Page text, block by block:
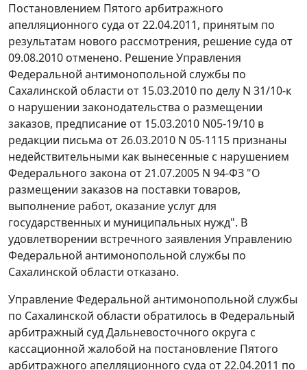
Постановлением Пятого арбитражного
апелляционного суда от 22.04.2011, принятым по
результатам нового рассмотрения, решение суда от
09.08.2010 отменено. Решение Управления
Федеральной антимонопольной службы по
Сахалинской области от 15.03.2010 по делу N 31/10-к
о нарушении законодательства о размещении
заказов, предписание от 15.03.2010 N05-19/10 в
редакции письма от 26.03.2010 N 05-1115 признаны
недействительными как вынесенные с нарушением
Федерального закона от 21.07.2005 N 94-ФЗ "О
размещении заказов на поставки товаров,
выполнение работ, оказание услуг для
государственных и муниципальных нужд". В
удовлетворении встречного заявления Управлению
Федеральной антимонопольной службы по
Сахалинской области отказано.
Управление Федеральной антимонопольной службы
по Сахалинской области обратилось в Федеральный
арбитражный суд Дальневосточного округа с
кассационной жалобой на постановление Пятого
арбитражного апелляционного суда от 22.04.2011 по